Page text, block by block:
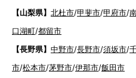
【山梨県】 北杜市/甲斐市/甲府市/
口湖町/都留市
【長野県】 中野市/長野市/須坂市/
市/松本市/茅野市/伊那市/飯田市